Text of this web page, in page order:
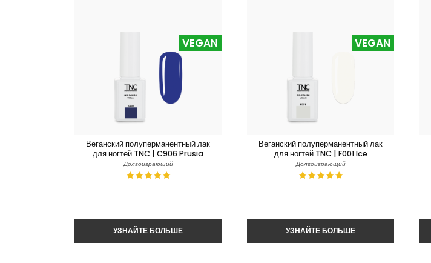
Веганский полуперманентный лак
для ногтей TNC | C906 Prusia
Долгоиграющий
VEGAN
Веганский полуперманентный лак
для ногтей TNC | F001 Ice
Долгоиграющий
VEGAN